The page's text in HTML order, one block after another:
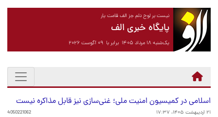
نیست بر لوح دلم جز الف قامت یار
پایگاه خبری الف
یک‌شنبه ۱۸ مرداد ۱۴۰۵ برابر با ۰۹ آگوست ۲۰۲۶
اسلامی در کمیسیون امنیت ملی؛ غنی‌سازی نیز قابل مذاکره نیست
۲۱ اردیبهشت ۱۴۰۵، ۱۷:۳۷ 4050221062